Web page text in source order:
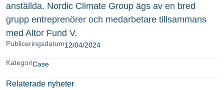
Publiceringsdatum12/04/2024
KategoriCase
Relaterade nyheter
anställda. Nordic Climate Group ägs av en bred
grupp entreprenörer och medarbetare tillsammans
med Altor Fund V.